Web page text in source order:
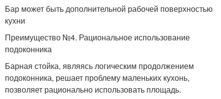
Бар может быть дополнительной рабочей поверхностью
кухни
Преимущество №4. Рациональное использование
подоконника
Барная стойка, являясь логическим продолжением
подоконника, решает проблему маленьких кухонь,
позволяет рационально использовать площадь.